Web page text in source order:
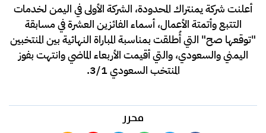
أعلنت شركة يمنتراك المحدودة، الشركة الأولى في اليمن لخدمات
التتبع وأتمتة الأعمال، أسماء الفائزين العشرة في مسابقة
"توقعها صح" التي أُطلقت بمناسبة المباراة النهائية بين المنتخبين
اليمني والسعودي، والتي أقيمت الأربعاء الماضي وانتهت بفوز
المنتخب السعودي 3/1.
محرر